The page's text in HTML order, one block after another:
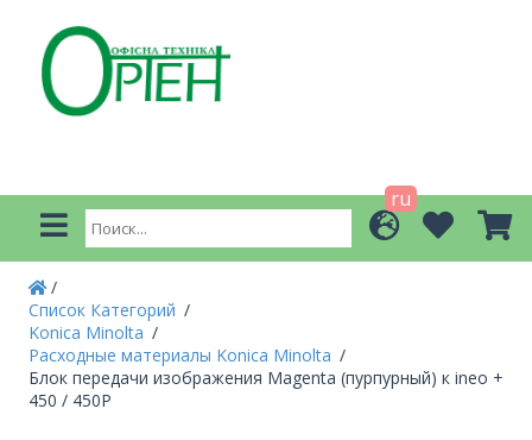
ru
Список Категорий
Konica Minolta
Расходные материалы Konica Minolta
Блок передачи изображения Magenta (пурпурный) к ineo +
450 / 450P